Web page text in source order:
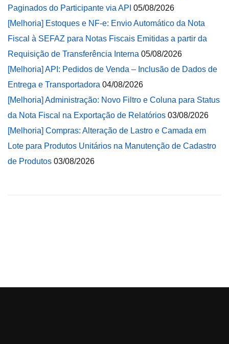
Paginados do Participante via API 05/08/2026
[Melhoria] Estoques e NF-e: Envio Automático da Nota
Fiscal à SEFAZ para Notas Fiscais Emitidas a partir da
Requisição de Transferência Interna 05/08/2026
[Melhoria] API: Pedidos de Venda – Inclusão de Dados de
Entrega e Transportadora 04/08/2026
[Melhoria] Administração: Novo Filtro e Coluna para Status
da Nota Fiscal na Exportação de Relatórios 03/08/2026
[Melhoria] Compras: Alteração de Lastro e Camada em
Lote para Produtos Unitários na Manutenção de Cadastro
de Produtos 03/08/2026